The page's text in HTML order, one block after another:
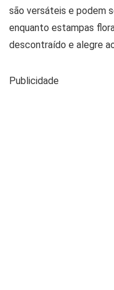
são versáteis e podem
enquanto estampas
descontraído e alegre
Publicidade